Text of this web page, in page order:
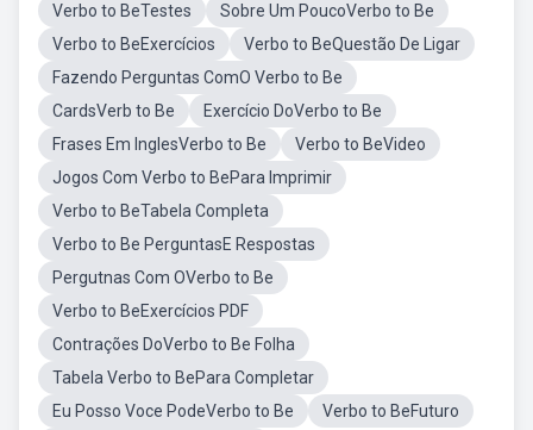
Verbo to BeTestes
Sobre Um PoucoVerbo to Be
Verbo to BeExercícios
Verbo to BeQuestão De Ligar
Fazendo Perguntas ComO Verbo to Be
CardsVerb to Be
Exercício DoVerbo to Be
Frases Em InglesVerbo to Be
Verbo to BeVideo
Jogos Com Verbo to BePara Imprimir
Verbo to BeTabela Completa
Verbo to Be PerguntasE Respostas
Pergutnas Com OVerbo to Be
Verbo to BeExercícios PDF
Contrações DoVerbo to Be Folha
Tabela Verbo to BePara Completar
Eu Posso Voce PodeVerbo to Be
Verbo to BeFuturo